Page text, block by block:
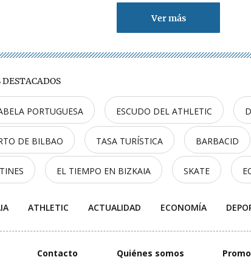
Ver más
PORTUGUESA ESCUDO DEL ATHLETIC
DE BILBAO TASA TURÍSTICA BARBACID
EL TIEMPO EN BIZKAIA SKATE
ATHLETIC ACTUALIDAD ECONOMÍA
Contacto Quiénes somos